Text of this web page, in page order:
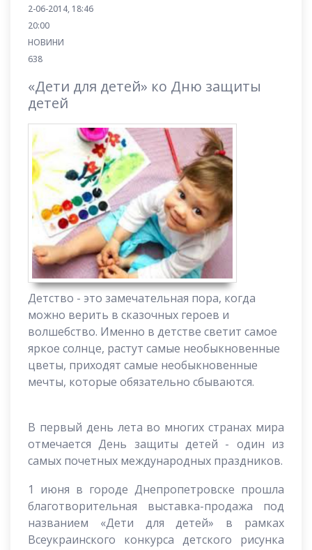
2-06-2014, 18:46
20:00
НОВИНИ
638
«Дети для детей» ко Дню защиты
детей
Детство - это замечательная пора, когда
можно верить в сказочных героев и
волшебство. Именно в детстве светит самое
яркое солнце, растут самые необыкновенные
цветы, приходят самые необыкновенные
мечты, которые обязательно сбываются.
В первый день лета во многих странах мира
отмечается День защиты детей - один из
самых почетных международных праздников.
1 июня в городе Днепропетровске прошла
благотворительная выставка-продажа под
названием «Дети для детей» в рамках
Всеукраинского конкурса детского рисунка